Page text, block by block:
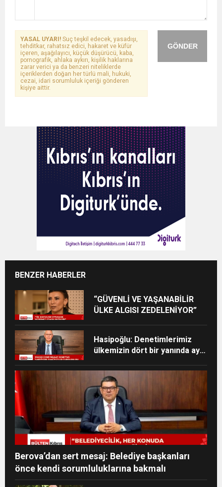
GÖNDER
YASAL UYARI! Suç teşkil edecek, yasadışı,
tehditkar, rahatsız edici, hakaret ve küfür
içeren, aşağılayıcı, küçük düşürücü, kaba,
pornografik, ahlaka aykırı, kişilik haklarına
zarar verici ya da benzeri niteliklerde
içeriklerden doğan her türlü mali, hukuki,
cezai, idari sorumluluk içeriği gönderen
kişiye aittir.
BENZER HABERLER
“GÜVENLİ VE YAŞANABİLİR
ÜLKE ALGISI ZEDELENİYOR”
Hasipoğlu: Denetimlerimiz
ülkemizin dört bir yanında aynı
Berova’dan sert mesaj: Belediye başkanları
önce kendi sorumluluklarına bakmalı